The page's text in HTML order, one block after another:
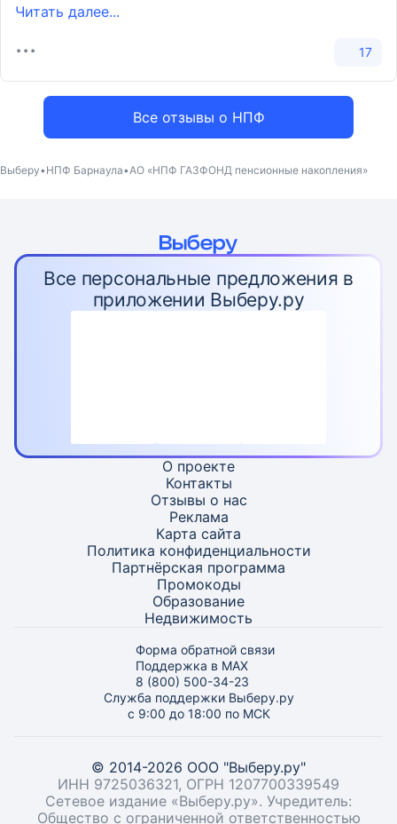
Все отзывы о НПФ
Читать далее...
17
Выберу НПФ Барнаула АО «НПФ ГАЗФОНД пенсионные накопления»
Все персональные предложения в
приложении Выберу.ру
О проекте
Контакты
Отзывы о нас
Реклама
Карта сайта
Политика конфиденциальности
Партнёрская программа
Промокоды
Образование
Недвижимость
Форма обратной связи
Поддержка в MAX
8 (800) 500-34-23
Служба поддержки Выберу.ру
с 9:00 до 18:00 по МСК
© 2014-2026 ООО "Выберу.ру"
ИНН 9725036321, ОГРН 1207700339549
Сетевое издание «Выберу.ру». Учредитель:
Общество с ограниченной ответственностью